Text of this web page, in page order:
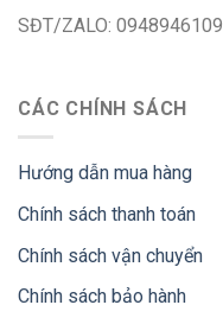
SĐT/ZALO: 0948946109
CÁC CHÍNH SÁCH
Hướng dẫn mua hàng
Chính sách thanh toán
Chính sách vận chuyển
Chính sách bảo hành